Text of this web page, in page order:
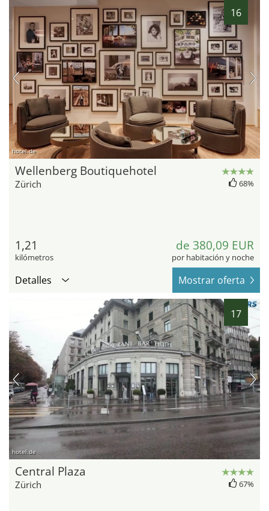
16
hotel.de
Wellenberg Boutiquehotel
Zürich 68%
1,21
kilómetros
de 380,09 EUR
por habitación y noche
Detalles Mostrar oferta
17
hotel.de
Central Plaza
Zürich 67%